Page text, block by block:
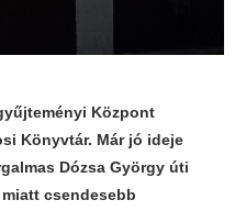
Központ
Könyvtár. Már jó ideje
Dózsa György úti
csendesebb